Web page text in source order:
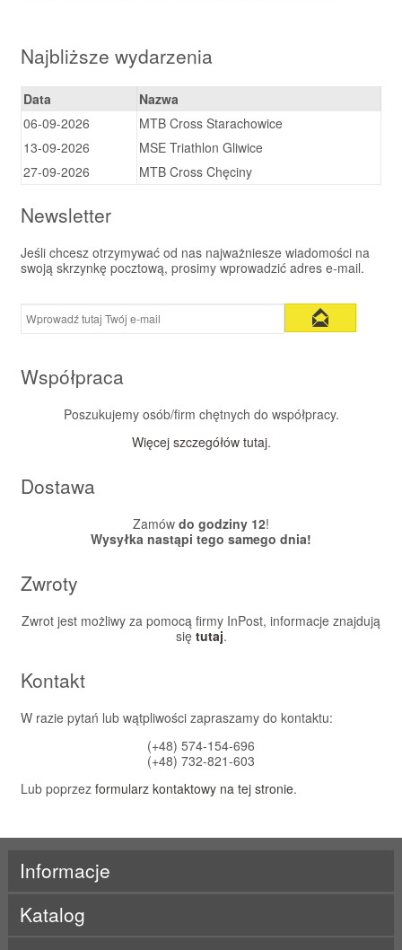
Najbliższe wydarzenia
Data
Nazwa
06-09-2026
MTB Cross Starachowice
13-09-2026
MSE Triathlon Gliwice
27-09-2026
MTB Cross Chęciny
Newsletter
Jeśli chcesz otrzymywać od nas najważniesze wiadomości na
swoją skrzynkę pocztową, prosimy wprowadzić adres e-mail.
Współpraca
Poszukujemy osób/firm chętnych do współpracy.
Więcej szczegółów tutaj.
Dostawa
Zamów do godziny 12!
Wysyłka nastąpi tego samego dnia!
Zwroty
Zwrot jest możliwy za pomocą firmy InPost, informacje znajdują
się tutaj.
Kontakt
W razie pytań lub wątpliwości zapraszamy do kontaktu:
(+48) 574-154-696
(+48) 732-821-603
Lub poprzez formularz kontaktowy na tej stronie.
Informacje
Katalog